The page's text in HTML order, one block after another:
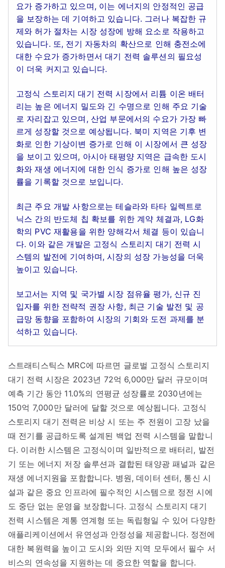
요가 증가하고 있으며, 이는 에너지의 안정적인 공급
을 보장하는 데 기여하고 있습니다. 그러나 복잡한 규
제와 허가 절차는 시장 성장에 방해 요소로 작용하고
있습니다. 또, 전기 자동차의 확산으로 인해 충전소에
대한 수요가 증가하면서 대기 전력 솔루션의 필요성
이 더욱 커지고 있습니다.
고정식 스토리지 대기 전력 시장에서 리튬 이온 배터
리는 높은 에너지 밀도와 긴 수명으로 인해 주요 기술
로 자리잡고 있으며, 산업 부문에서의 수요가 가장 빠
르게 성장할 것으로 예상됩니다. 북미 지역은 기후 변
화로 인한 기상이변 증가로 인해 이 시장에서 큰 성장
을 보이고 있으며, 아시아 태평양 지역은 급속한 도시
화와 재생 에너지에 대한 인식 증가로 인해 높은 성장
률을 기록할 것으로 보입니다.
최근 주요 개발 사항으로는 테슬라와 타타 일렉트로
닉스 간의 반도체 칩 확보를 위한 계약 체결과, LG화
학의 PVC 재활용을 위한 양해각서 체결 등이 있습니
다. 이와 같은 개발은 고정식 스토리지 대기 전력 시
스템의 발전에 기여하며, 시장의 성장 가능성을 더욱
높이고 있습니다.
보고서는 지역 및 국가별 시장 점유율 평가, 신규 진
입자를 위한 전략적 권장 사항, 최근 기술 발전 및 공
급망 동향을 포함하여 시장의 기회와 도전 과제를 분
석하고 있습니다.
스트래티스틱스 MRC에 따르면 글로벌 고정식 스토리지
대기 전력 시장은 2023년 72억 6,000만 달러 규모이며
예측 기간 동안 11.0%의 연평균 성장률로 2030년에는
150억 7,000만 달러에 달할 것으로 예상됩니다. 고정식
스토리지 대기 전력은 비상 시 또는 주 전원이 고장 났을
때 전기를 공급하도록 설계된 백업 전력 시스템을 말합니
다. 이러한 시스템은 고정식이며 일반적으로 배터리, 발전
기 또는 에너지 저장 솔루션과 결합된 태양광 패널과 같은
재생 에너지원을 포함합니다. 병원, 데이터 센터, 통신 시
설과 같은 중요 인프라에 필수적인 시스템으로 정전 시에
도 중단 없는 운영을 보장합니다. 고정식 스토리지 대기
전력 시스템은 계통 연계형 또는 독립형일 수 있어 다양한
애플리케이션에서 유연성과 안정성을 제공합니다. 정전에
대한 복원력을 높이고 도시와 외딴 지역 모두에서 필수 서
비스의 연속성을 지원하는 데 중요한 역할을 합니다.